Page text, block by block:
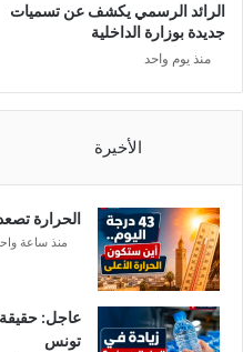
الرائد الرسمي يكشف عن تسميات
جديدة بوزارة الداخلية
منذ يوم واحد
الأخيرة
الحرارة
منذ ساعة
عاجل: حقيقة
تونس